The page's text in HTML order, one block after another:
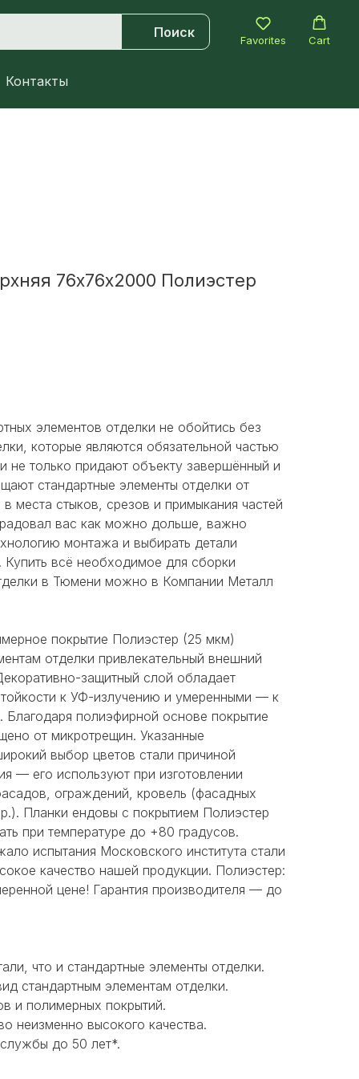
Поиск
Favorites Cart
Контакты
76х76х2000 Полиэстер
элементов отделки не обойтись без
которые являются обязательной частью
не только придают объекту завершённый и
стандартные элементы отделки от
места стыков, срезов и примыкания частей
радовал вас как можно дольше, важно
монтажа и выбирать детали
Купить всё необходимое для сборки
в Тюмени можно в Компании Металл
покрытие Полиэстер (25 мкм)
отделки привлекательный внешний
защитный слой обладает
к УФ-излучению и умеренными — к
Благодаря полиэфирной основе покрытие
от микротрещин. Указанные
выбор цветов стали причиной
— его используют при изготовлении
ограждений, кровель (фасадных
Планки ендовы с покрытием Полиэстер
при температуре до +80 градусов.
испытания Московского института стали
качество нашей продукции. Полиэстер:
цене! Гарантия производителя — до
что и стандартные элементы отделки.
стандартным элементам отделки.
и полимерных покрытий.
неизменно высокого качества.
до 50 лет*.